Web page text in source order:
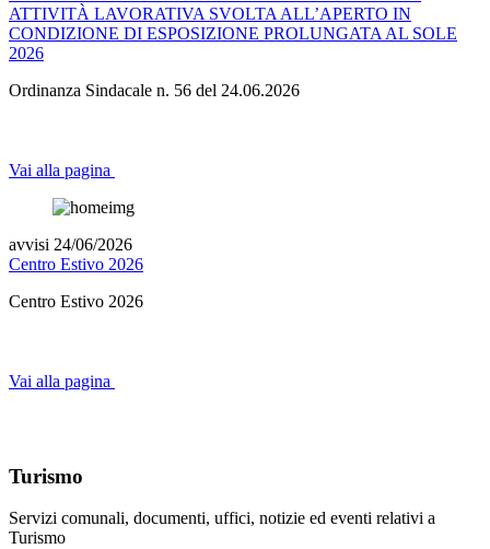
ATTIVITÀ LAVORATIVA SVOLTA ALL’APERTO IN
CONDIZIONE DI ESPOSIZIONE PROLUNGATA AL SOLE
2026
Ordinanza Sindacale n. 56 del 24.06.2026
Vai alla pagina
avvisi 24/06/2026
Centro Estivo 2026
Centro Estivo 2026
Vai alla pagina
Turismo
Servizi comunali, documenti, uffici, notizie ed eventi relativi a
Turismo